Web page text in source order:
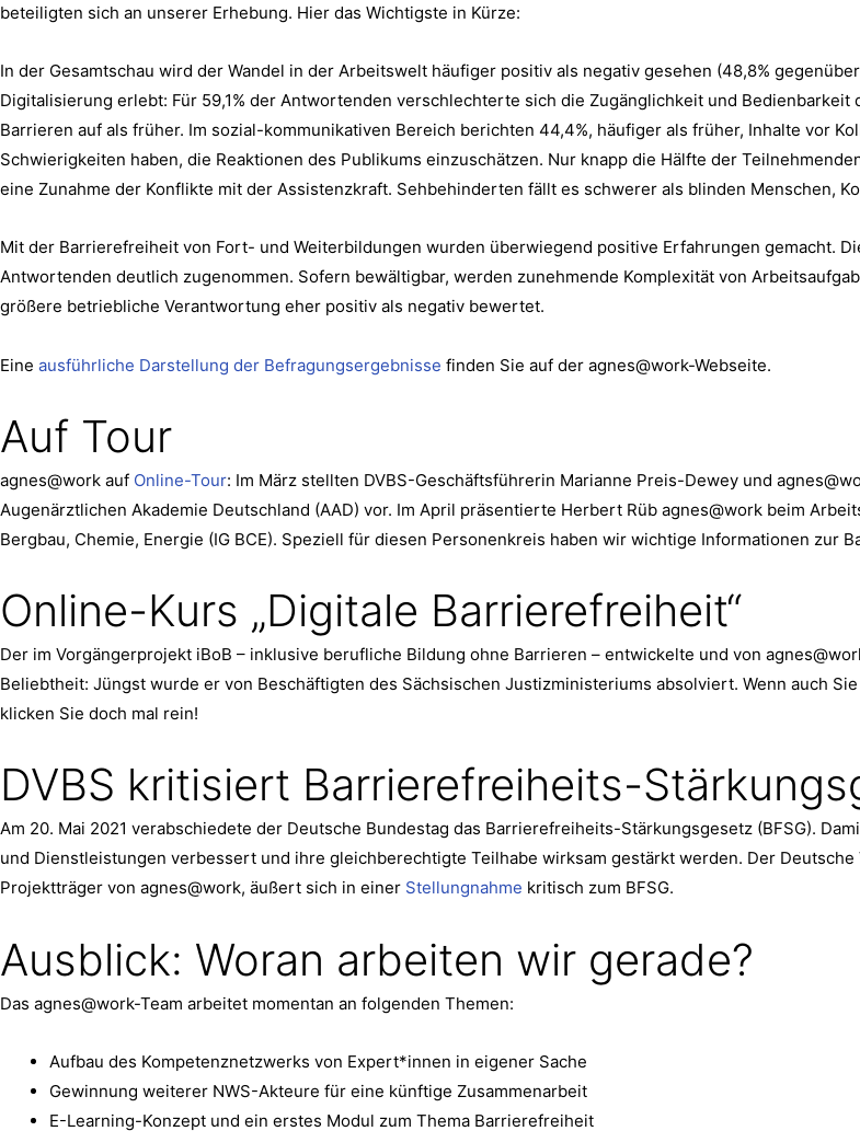
beteiligten sich an unserer Erhebung. Hier das Wichtigste in Kürze:
In der Gesamtschau wird der Wandel in der Arbeitswelt häufiger positiv als negativ gesehen (48,8%
Digitalisierung erlebt: Für 59,1% der Antwortenden verschlechterte sich die Zugänglichkeit und
Barrieren auf als früher. Im sozial-kommunikativen Bereich berichten 44,4%, häufiger als früher, Inhalte vor
Schwierigkeiten haben, die Reaktionen des Publikums einzuschätzen. Nur knapp die Hälfte der
eine Zunahme der Konflikte mit der Assistenzkraft. Sehbehinderten fällt es schwerer als blinden Menschen,
Mit der Barrierefreiheit von Fort- und Weiterbildungen wurden überwiegend positive Erfahrungen gemacht.
Antwortenden deutlich zugenommen. Sofern bewältigbar, werden zunehmende Komplexität von
größere betriebliche Verantwortung eher positiv als negativ bewertet.
Eine ausführliche Darstellung der Befragungsergebnisse finden Sie auf der agnes@work-Webseite.
Auf Tour
agnes@work auf Online-Tour: Im März stellten DVBS-Geschäftsführerin Marianne Preis-Dewey und
Augenärztlichen Akademie Deutschland (AAD) vor. Im April präsentierte Herbert Rüb agnes@work beim
Bergbau, Chemie, Energie (IG BCE). Speziell für diesen Personenkreis haben wir wichtige Informationen zur
Online-Kurs „Digitale Barrierefreiheit“
Der im Vorgängerprojekt iBoB – inklusive berufliche Bildung ohne Barrieren – entwickelte und von
Beliebtheit: Jüngst wurde er von Beschäftigten des Sächsischen Justizministeriums absolviert. Wenn auch
klicken Sie doch mal rein!
DVBS kritisiert Barrierefreiheits-
Am 20. Mai 2021 verabschiedete der Deutsche Bundestag das Barrierefreiheits-Stärkungsgesetz (BFSG).
und Dienstleistungen verbessert und ihre gleichberechtigte Teilhabe wirksam gestärkt werden. Der
Projektträger von agnes@work, äußert sich in einer Stellungnahme kritisch zum BFSG.
Ausblick: Woran arbeiten wir gerade?
Das agnes@work-Team arbeitet momentan an folgenden Themen:
Aufbau des Kompetenznetzwerks von Expert*innen in eigener Sache
Gewinnung weiterer NWS-Akteure für eine künftige Zusammenarbeit
E-Learning-Konzept und ein erstes Modul zum Thema Barrierefreiheit